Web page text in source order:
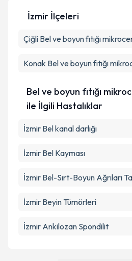
İzmir İlçeleri
Çiğli Bel ve boyun fıtığı
Konak Bel ve boyun fıtığı
Bel ve boyun fıtığı
ile İlgili Hastalıklar
İzmir Bel kanal darlığı
İzmir Bel Kayması
İzmir Bel-Sırt-Boyun Ağrıları
İzmir Beyin Tümörleri
İzmir Ankilozan Spondilit